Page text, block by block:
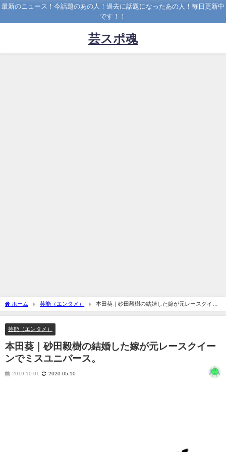
最新のニュース！今話題のあの人！過去に話題になったあの人！毎日更新中
です！！
芸スポ魂
ホーム 芸能（エンタメ）
本田葵｜砂田毅樹の結婚した嫁が元レースクイー
ンでミスユニバース。
芸能（エンタメ）
本田葵｜砂田毅樹の結婚した嫁が元レースクイー
ンでミスユニバース。
2019-10-01 2020-05-10